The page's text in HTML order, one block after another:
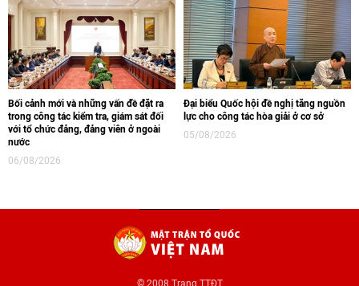
Bối cảnh mới và những vấn đề đặt ra
trong công tác kiểm tra, giám sát đối
với tổ chức đảng, đảng viên ở ngoài
nước
06/08/2026
Đại biểu Quốc hội đề nghị tăng nguồn
lực cho công tác hòa giải ở cơ sở
05/08/2026
© 2008 Trang TTĐT